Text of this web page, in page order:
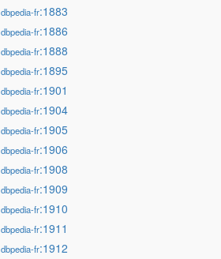
dbpedia-fr:1883
dbpedia-fr:1886
dbpedia-fr:1888
dbpedia-fr:1895
dbpedia-fr:1901
dbpedia-fr:1904
dbpedia-fr:1905
dbpedia-fr:1906
dbpedia-fr:1908
dbpedia-fr:1909
dbpedia-fr:1910
dbpedia-fr:1911
dbpedia-fr:1912